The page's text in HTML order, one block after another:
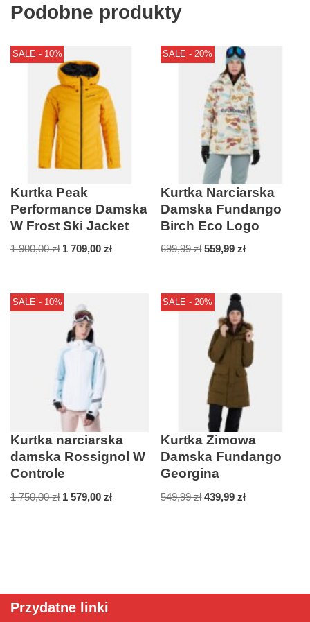
Podobne produkty
SALE - 10%
Kurtka Peak
Performance Damska
W Frost Ski Jacket
1 900,00zł 1 709,00 zł
SALE - 20%
Kurtka Narciarska
Damska Fundango
Birch Eco Logo
699,99zł 559,99zł
SALE - 10%
Kurtka narciarska
damska Rossignol W
Controle
1 750,00zł 1 579,00 zł
SALE - 20%
Kurtka Zimowa
Damska Fundango
Georgina
549,99zł 439,99zł
Przydatne linki